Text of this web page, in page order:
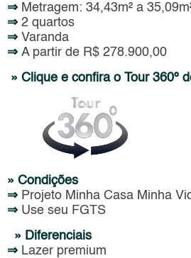
⇒ Metragem: 34,43m² a
⇒ 2 quartos
⇒ Varanda
⇒ A partir de R$ 278.900,00
» Clique e confira o Tour 360º
» Condições
⇒ Projeto Minha Casa Minha
⇒ Use seu FGTS
» Diferenciais
⇒ Lazer premium